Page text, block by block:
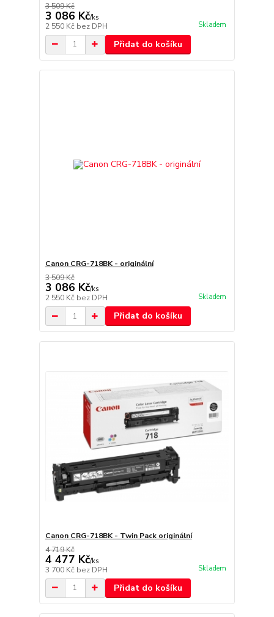
3 509 Kč
3 086 Kč/ks
2 550 Kč bez DPH Skladem
Přidat do košíku
Canon CRG-718BK - originální
3 509 Kč
3 086 Kč/ks
2 550 Kč bez DPH Skladem
Přidat do košíku
Canon CRG-718BK - Twin Pack originální
4 719 Kč
4 477 Kč/ks
3 700 Kč bez DPH Skladem
Přidat do košíku